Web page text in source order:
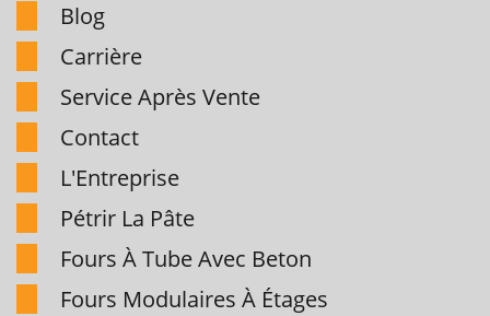
Blog
Carrière
Service Après Vente
Contact
L'Entreprise
Pétrir La Pâte
Fours À Tube Avec Beton
Fours Modulaires À Étages